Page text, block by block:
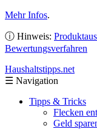
Mehr Infos.
ⓘ Hinweis:
Bewertungsverfahren
Haushaltstipps.net
☰ Navigation
Tipps & Tricks
Flecken
Geld